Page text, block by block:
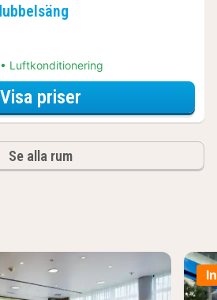
Luftkonditionering
Visa priserför Comfort-rum
Se alla rum